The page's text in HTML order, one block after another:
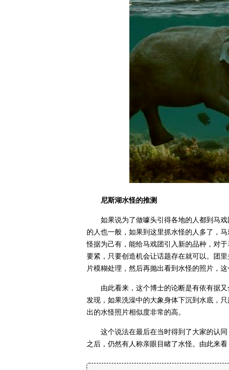
尼斯湖水怪的推测
如果说为了做噱头引得各地的人都到马
的人也一般，如果到这里抓水怪的人多了，
怪据为己有，能给马戏团引入新的品种，对
要紧，只要创造机会让话题存在就可以。团
片模糊处理，然后再抛出看到水怪的照片，
由此看来，这个博士的论断是有依有据
发现，如果洗澡中的大象身体下沉到水底，
出的水怪照片相似度非常的高。
这个说法在最后在当时得到了大家的认
之后，仍然有人称亲眼目睹了水怪。由此来